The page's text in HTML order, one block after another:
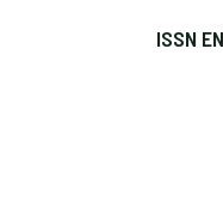
ISSN